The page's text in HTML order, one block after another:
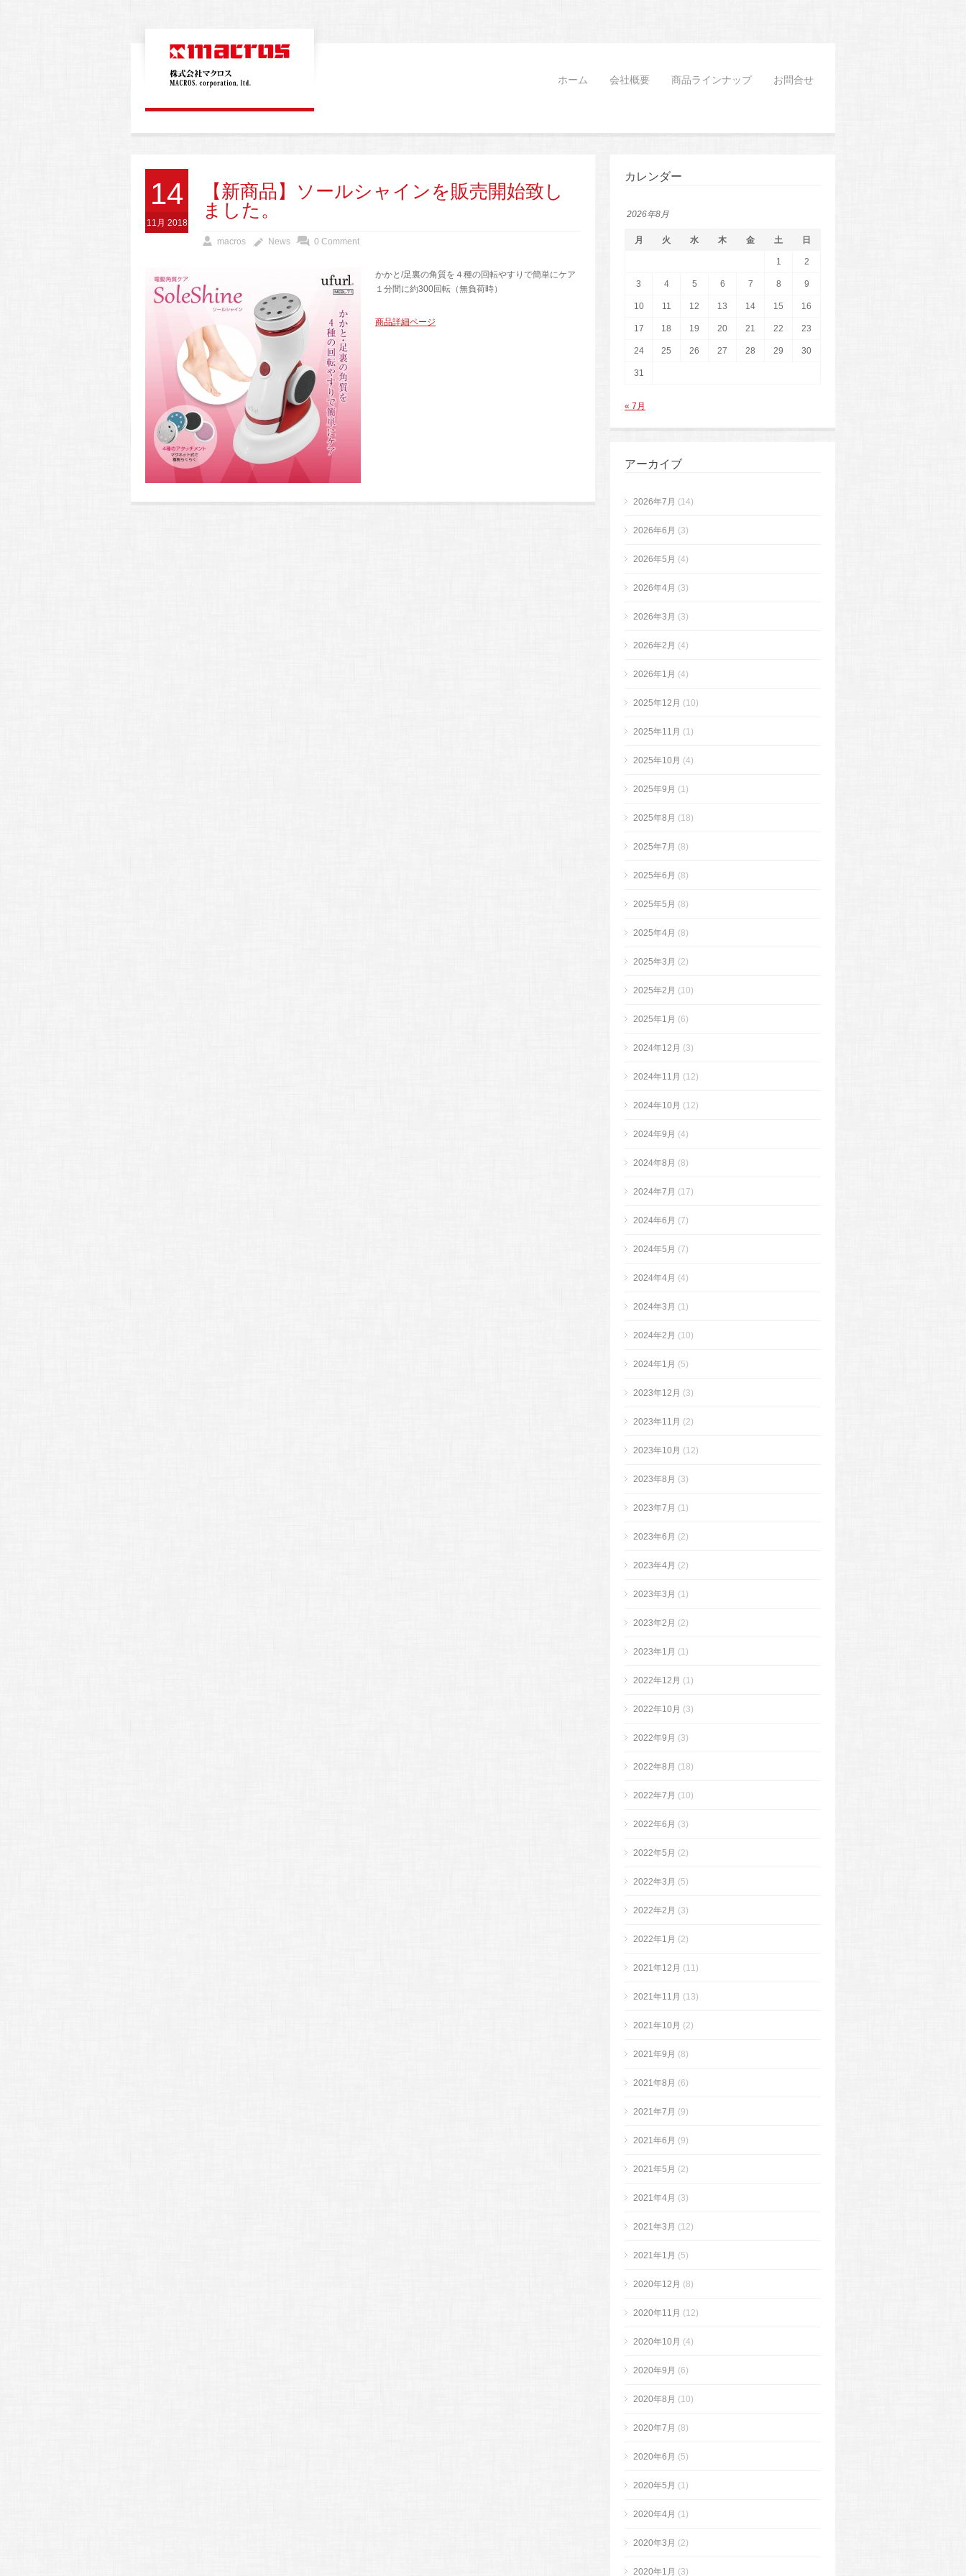
ホーム 会社概要 商品ラインナップ お問合せ
14
11月 2018
【新商品】ソールシャインを販売開始致し
ました。
macros News 0 Comment
かかと/足裏の角質を４種の回転やすりで簡単にケア
１分間に約300回転（無負荷時）
商品詳細ページ
カレンダー
2026年8月
月 火 水 木 金 土 日
1 2
3 4 5 6 7 8 9
10 11 12 13 14 15 16
17 18 19 20 21 22 23
24 25 26 27 28 29 30
31
« 7月
アーカイブ
2026年7月 (14)
2026年6月 (3)
2026年5月 (4)
2026年4月 (3)
2026年3月 (3)
2026年2月 (4)
2026年1月 (4)
2025年12月 (10)
2025年11月 (1)
2025年10月 (4)
2025年9月 (1)
2025年8月 (18)
2025年7月 (8)
2025年6月 (8)
2025年5月 (8)
2025年4月 (8)
2025年3月 (2)
2025年2月 (10)
2025年1月 (6)
2024年12月 (3)
2024年11月 (12)
2024年10月 (12)
2024年9月 (4)
2024年8月 (8)
2024年7月 (17)
2024年6月 (7)
2024年5月 (7)
2024年4月 (4)
2024年3月 (1)
2024年2月 (10)
2024年1月 (5)
2023年12月 (3)
2023年11月 (2)
2023年10月 (12)
2023年8月 (3)
2023年7月 (1)
2023年6月 (2)
2023年4月 (2)
2023年3月 (1)
2023年2月 (2)
2023年1月 (1)
2022年12月 (1)
2022年10月 (3)
2022年9月 (3)
2022年8月 (18)
2022年7月 (10)
2022年6月 (3)
2022年5月 (2)
2022年3月 (5)
2022年2月 (3)
2022年1月 (2)
2021年12月 (11)
2021年11月 (13)
2021年10月 (2)
2021年9月 (8)
2021年8月 (6)
2021年7月 (9)
2021年6月 (9)
2021年5月 (2)
2021年4月 (3)
2021年3月 (12)
2021年1月 (5)
2020年12月 (8)
2020年11月 (12)
2020年10月 (4)
2020年9月 (6)
2020年8月 (10)
2020年7月 (8)
2020年6月 (5)
2020年5月 (1)
2020年4月 (1)
2020年3月 (2)
2020年1月 (3)